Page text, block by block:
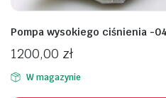
Pompa wysokiego ciśnienia -
1200,00 zł
W magazynie